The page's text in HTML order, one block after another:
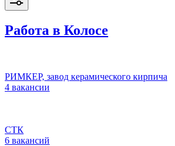
Работа в Колосе
РИМКЕР, завод керамического кирпича
4 вакансии
СТК
6 вакансий